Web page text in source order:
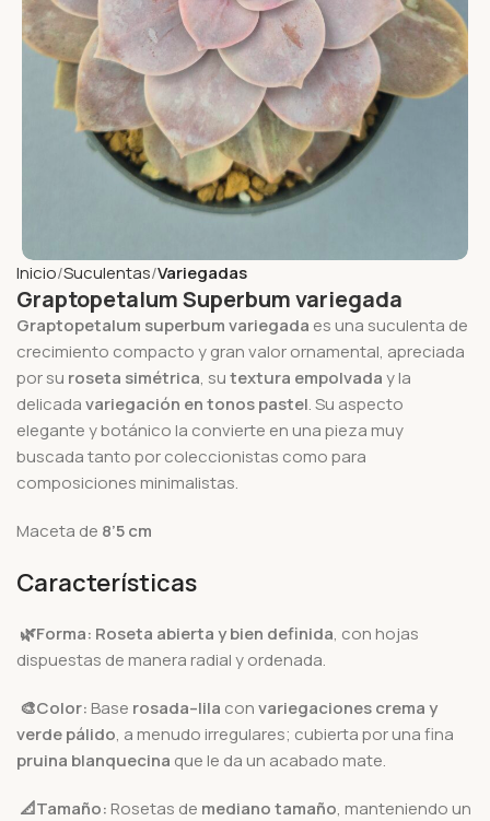
Inicio Suculentas Variegadas
Graptopetalum Superbum variegada
Graptopetalum superbum variegada es una suculenta de
crecimiento compacto y gran valor ornamental, apreciada
por su roseta simétrica, sutextura empolvaday la
delicadavariegación en tonos pastel. Su aspecto
elegante y botánico la convierte en una pieza muy
buscada tanto por coleccionistas como para
composiciones minimalistas.
Maceta de 8’5 cm
Características
🌿Forma: Roseta abierta y bien definida, con hojas
dispuestas de manera radial y ordenada.
🎨Color: Base rosada–lila convariegaciones crema y
verde pálido, a menudo irregulares; cubierta por una fina
pruina blanquecina que le da un acabado mate.
📐Tamaño: Rosetas de mediano tamaño, manteniendo un